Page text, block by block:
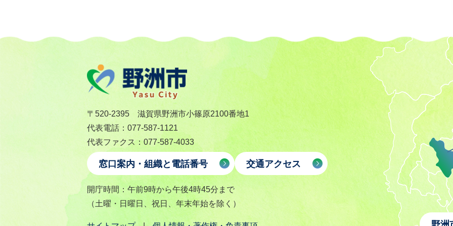
〒520-2395 滋賀県野洲市小篠原2100番地1
代表電話：077-587-1121
代表ファクス：077-587-4033
窓口案内・組織と電話番号 交通アクセス
開庁時間：午前9時から午後4時45分まで
（土曜・日曜日、祝日、年末年始を除く）